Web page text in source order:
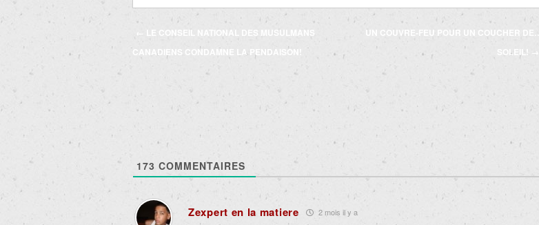
Navigation
des
← LE CONSEIL NATIONAL DES MUSULMANS
CANADIENS CONDAMNE LA PENDAISON!
UN COUVRE-FEU POUR UN COUCHER DE…
SOLEIL! →
173 COMMENTAIRES
Zexpert en la matiere 2 mois il y a